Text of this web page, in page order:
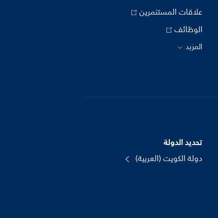
علاقات المستثمرين
الوظائف
المزيد
تحديد الدولة
دولة الكويت (العربية)